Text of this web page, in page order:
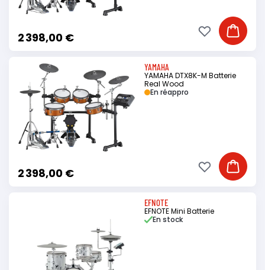
2 398,00 € Ajouter
Ajouter à ma
YAMAHA
YAMAHA DTX8K-M Batterie
Real Wood
2 398,00 €
En réappro
Ajouter
Ajouter à ma
EFNOTE
EFNOTE Mini Batterie
En stock